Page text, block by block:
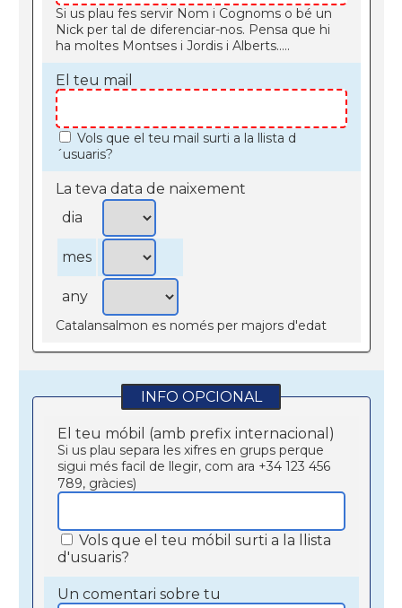
Si us plau fes servir Nom i Cognoms o bé un
Nick per tal de diferenciar-nos. Pensa que hi
ha moltes Montses i Jordis i Alberts.....
El teu mail
Vols que el teu mail surti a la llista d
´usuaris?
La teva data de naixement
dia
mes
any
Catalansalmon es només per majors d'edat
INFO OPCIONAL
El teu móbil (amb prefix internacional)
Si us plau separa les xifres en grups perque
sigui més facil de llegir, com ara +34 123 456
789, gràcies)
d'usuaris?
Un comentari sobre tu